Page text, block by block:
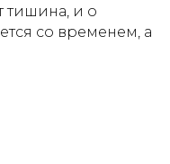
тишина, и о
со временем, а